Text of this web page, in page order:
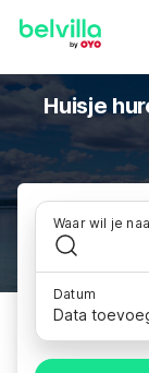
Huisje
Waar wil je
Datum
Data